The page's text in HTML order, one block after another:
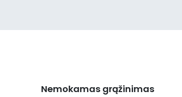
Nemokamas grąžinimas